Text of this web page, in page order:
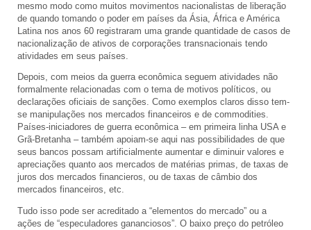
mesmo modo como muitos movimentos nacionalistas de liberação
de quando tomando o poder em países da Ásia, África e América
Latina nos anos 60 registraram uma grande quantidade de casos de
nacionalização de ativos de corporações transnacionais tendo
atividades em seus países.
Depois, com meios da guerra econômica seguem atividades não
formalmente relacionadas com o tema de motivos políticos, ou
declarações oficiais de sanções. Como exemplos claros disso tem-
se manipulações nos mercados financeiros e de commodities.
Países-iniciadores de guerra econômica – em primeira linha USA e
Grã-Bretanha – também apoiam-se aqui nas possibilidades de que
seus bancos possam artificialmente aumentar e diminuir valores e
apreciações quanto aos mercados de matérias primas, de taxas de
juros dos mercados financieros, ou de taxas de câmbio dos
mercados financeiros, etc.
Tudo isso pode ser acreditado a “elementos do mercado” ou a
ações de “especuladores gananciosos”. O baixo preço do petróleo